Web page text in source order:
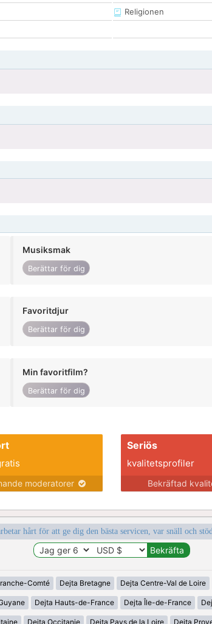
Religionen
Musiksmak
Berättar för dig
Favoritdjur
Berättar för dig
Min favoritfilm?
Berättar för dig
moderatorer
Seriös
kvalitetsprofiler
Bekräftad
hårt för att ge dig den bästa servicen, var snäll och
Comté Dejta Bretagne Dejta Centre-Val de Loire
Dejta Hauts-de-France Dejta Île-de-France
Dejta Occitanie Dejta Pays de la Loire Dejta